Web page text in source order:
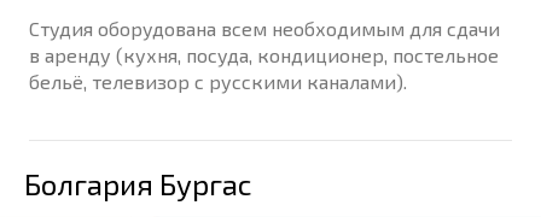
Студия оборудована всем необходимым для сдачи
в аренду (кухня, посуда, кондиционер, постельное
бельё, телевизор с русскими каналами).
Болгария Бургас